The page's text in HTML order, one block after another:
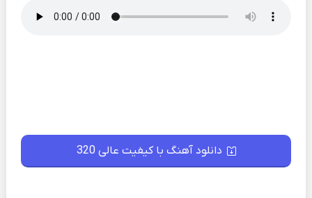
دانلود آهنگ با کیفیت عالی 320